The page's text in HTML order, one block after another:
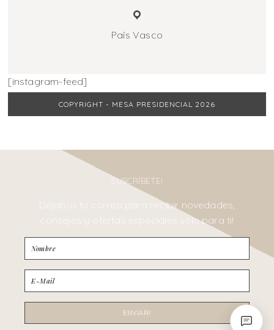
País Vasco
[instagram-feed]
COPYRIGHT - MESA PRESIDENCIAL 2026
SUSCRÍBETE!
Déjanos tu correo para recibir novedades,
consejos y ofertas especiales sólo para ti!